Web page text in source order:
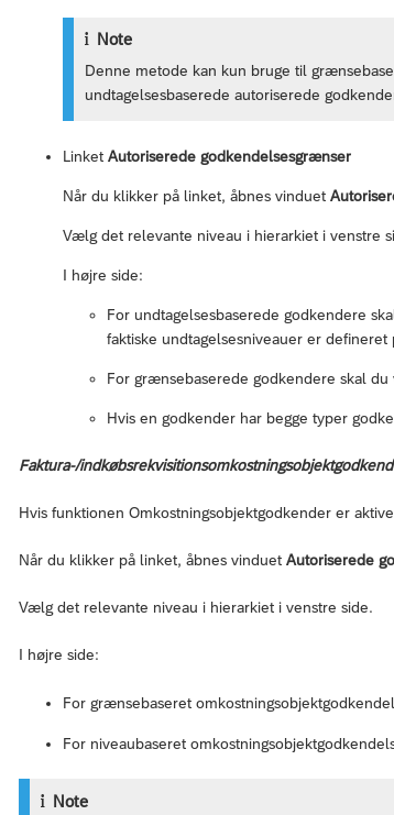
Note
Denne metode kan kun bruge til
undtagelsesbaserede autoriserede
Linket Autoriserede godkendelsesgrænser
Når du klikker på linket, åbnes vinduet
Vælg det relevante niveau i hierarkiet i venstre
I højre side:
For undtagelsesbaserede godkendere
faktiske undtagelsesniveauer er defineret
For grænsebaserede godkendere skal
Hvis en godkender har begge typer
Faktura-/
Hvis funktionen Omkostningsobjektgodkender er
Når du klikker på linket, åbnes vinduet Autoriserede
Vælg det relevante niveau i hierarkiet i venstre side.
I højre side:
For grænsebaseret
For niveaubaseret
Note